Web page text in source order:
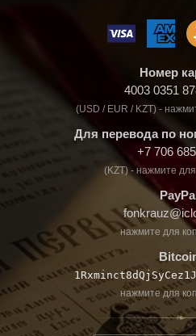
Номер
4003 0351
(USD / EUR / KZT) -
Для перевода по
+7 706
(KZT) - нажмите
нажмите для
нажмите для
❧